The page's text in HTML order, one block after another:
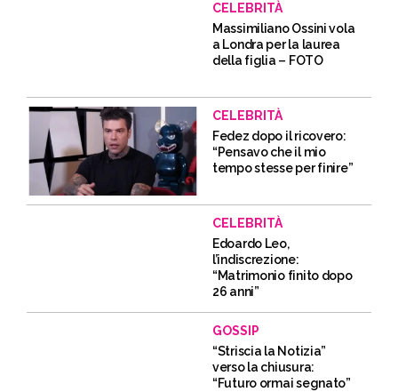
CELEBRITÀ
Massimiliano Ossini vola
a Londra per la laurea
della figlia – FOTO
CELEBRITÀ
Fedez dopo il ricovero:
“Pensavo che il mio
tempo stesse per finire”
CELEBRITÀ
Edoardo Leo,
l’indiscrezione:
“Matrimonio finito dopo
26 anni”
GOSSIP
“Striscia la Notizia”
verso la chiusura:
“Futuro ormai segnato”